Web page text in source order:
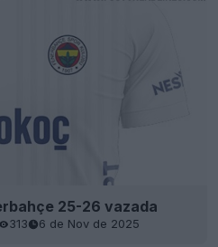
25-26 vazada
313 6 de Nov de 2025